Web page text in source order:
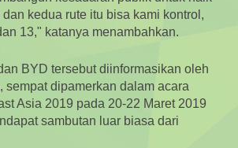
kedua rute itu bisa kami kontrol,
13," katanya menambahkan.
BYD tersebut diinformasikan oleh
sempat dipamerkan dalam acara
Asia 2019 pada 20-22 Maret 2019
sambutan luar biasa dari